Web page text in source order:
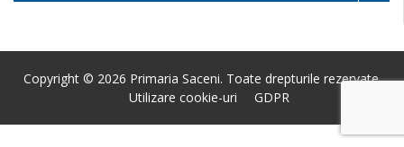
Copyright © 2026 Primaria Saceni. Toate drepturile rezervate.
Utilizare cookie-uri
GDPR